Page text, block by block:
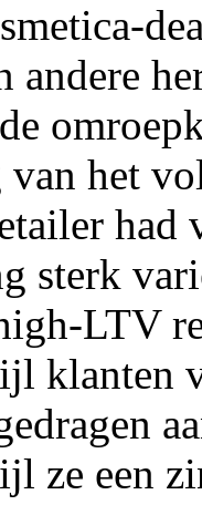
andere
het
had
sterk
LTV
klanten
ze een